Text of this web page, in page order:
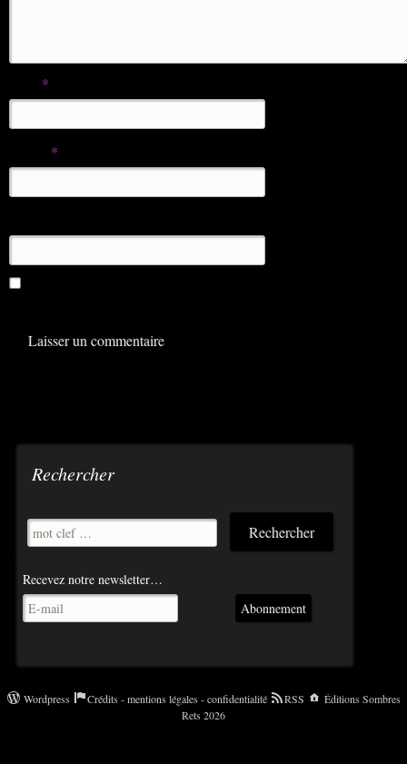
*
*
Rechercher
Recevez notre newsletter…
Abonnement
Wordpress Crédits - mentions légales - confidentialité RSS
Éditions Sombres
Rets 2026